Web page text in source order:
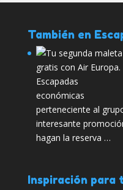
También en
perteneciente al
interesante
hagan la reserva …
Inspiración para